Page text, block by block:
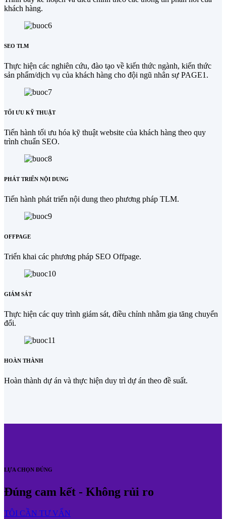
khách hàng.
SEO TLM
Thực hiện các nghiên cứu, đào tạo về kiến thức ngành, kiến thức
sản phẩm/dịch vụ của khách hàng cho đội ngũ nhân sự PAGE1.
TỐI ƯU KỸ THUẬT
Tiến hành tối ưu hóa kỹ thuật website của khách hàng theo quy
trình chuẩn SEO.
PHÁT TRIỂN NỘI DUNG
Tiến hành phát triển nội dung theo phương pháp TLM.
OFFPAGE
Triển khai các phương pháp SEO Offpage.
GIÁM SÁT
Thực hiện các quy trình giám sát, điều chỉnh nhằm gia tăng chuyển
đổi.
HOÀN THÀNH
Hoàn thành dự án và thực hiện duy trì dự án theo đề suất.
LỰA CHỌN ĐÚNG
Đúng cam kết - Không rủi ro
TÔI CẦN TƯ VẤN